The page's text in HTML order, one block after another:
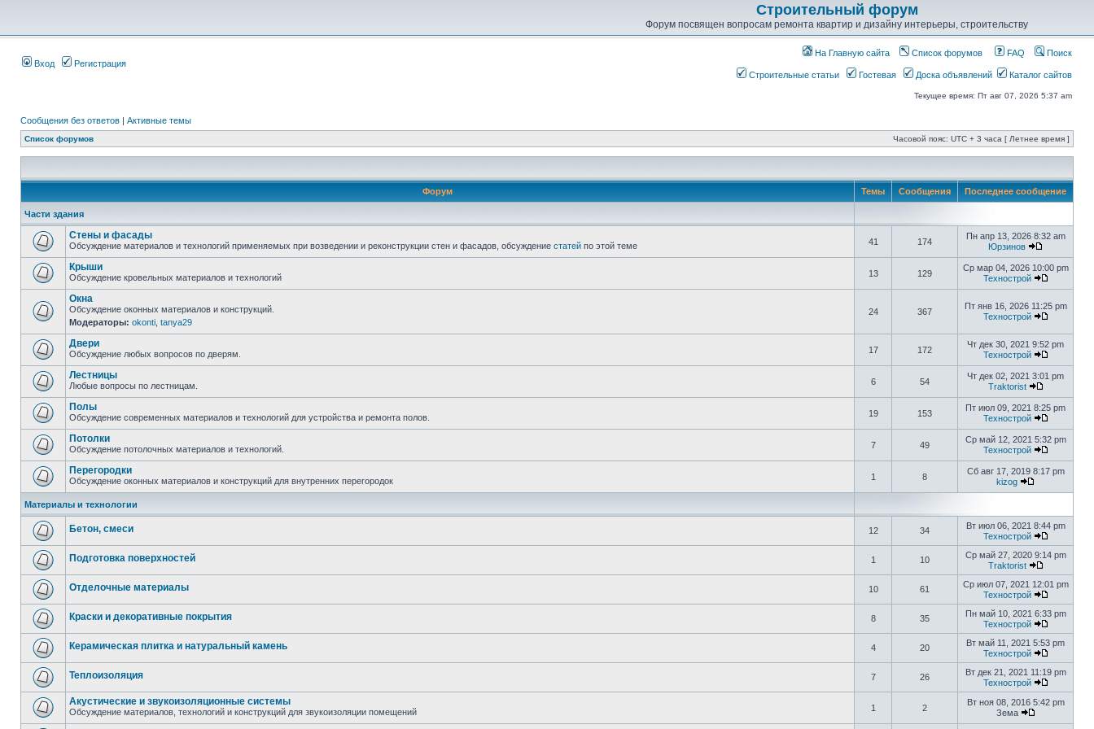
Строительный форум
Форум посвящен вопросам ремонта квартир и дизайну интерьеры, строительству
Вход Регистрация
На Главную сайта Список форумов FAQ Поиск
Строительные статьи Гостевая Доска объявлений Каталог сайтов
Текущее время: Пт авг 07, 2026 5:37 am
Сообщения без ответов | Активные темы
Список форумов Часовой пояс: UTC + 3 часа [ Летнее время ]
Форум Темы Сообщения Последнее сообщение
Части здания
Стены и фасады
Обсуждение материалов и технологий применяемых при возведении и реконструкции стен и фасадов, обсуждение статей по этой теме 41 174
Пн апр 13, 2026 8:32 am
Юрзинов
Крыши
Обсуждение кровельных материалов и технологий 13 129
Ср мар 04, 2026 10:00 pm
Технострой
Окна
Обсуждение оконных материалов и конструкций.
Модераторы: okonti tanya29
24 367
Пт янв 16, 2026 11:25 pm
Технострой
Двери
Обсуждение любых вопросов по дверям. 17 172
Чт дек 30, 2021 9:52 pm
Технострой
Лестницы
Любые вопросы по лестницам. 6 54
Чт дек 02, 2021 3:01 pm
Traktorist
Полы
Обсуждение современных материалов и технологий для устройства и ремонта полов. 19 153
Пт июл 09, 2021 8:25 pm
Технострой
Потолки
Обсуждение потолочных материалов и технологий. 7 49
Ср май 12, 2021 5:32 pm
Технострой
Перегородки
Обсуждение оконных материалов и конструкций для внутренних перегородок 1 8
Сб авг 17, 2019 8:17 pm
kizog
Материалы и технологии
Бетон, смеси 12 34
Вт июл 06, 2021 8:44 pm
Технострой
Подготовка поверхностей 1 10
Ср май 27, 2020 9:14 pm
Traktorist
Отделочные материалы 10 61
Ср июл 07, 2021 12:01 pm
Технострой
Краски и декоративные покрытия 8 35
Пн май 10, 2021 6:33 pm
Технострой
Керамическая плитка и натуральный камень 4 20
Вт май 11, 2021 5:53 pm
Технострой
Теплоизоляция 7 26
Вт дек 21, 2021 11:19 pm
Технострой
Акустические и звукоизоляционные системы
Обсуждение материалов, технологий и конструкций для звукоизоляции помещений 1 2
Вт ноя 08, 2016 5:42 pm
Зема